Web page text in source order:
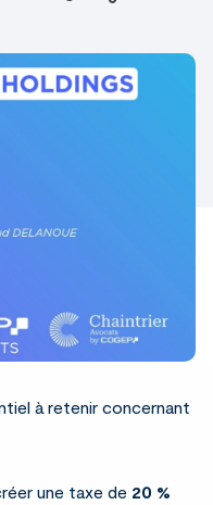
LinkedIn
à retenir concernant
une taxe de 20 %